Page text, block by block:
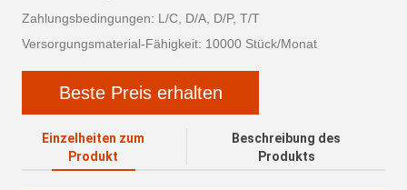
Zahlungsbedingungen: L/C, D/A, D/P, T/T
Versorgungsmaterial-Fähigkeit: 10000 Stück/Monat
Beste Preis erhalten
Einzelheiten zum
Produkt
Beschreibung des
Produkts